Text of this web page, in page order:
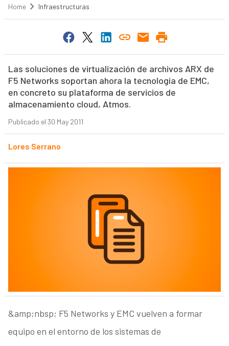
Home Infraestructuras
Las soluciones de virtualización de archivos ARX de
F5 Networks soportan ahora la tecnología de EMC,
en concreto su plataforma de servicios de
almacenamiento cloud, Atmos.
Publicado el 30 May 2011
Lores Serrano
&amp;nbsp; F5 Networks y EMC vuelven a formar
equipo en el entorno de los sistemas de